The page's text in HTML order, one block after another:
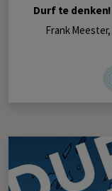
Durf te
Frank